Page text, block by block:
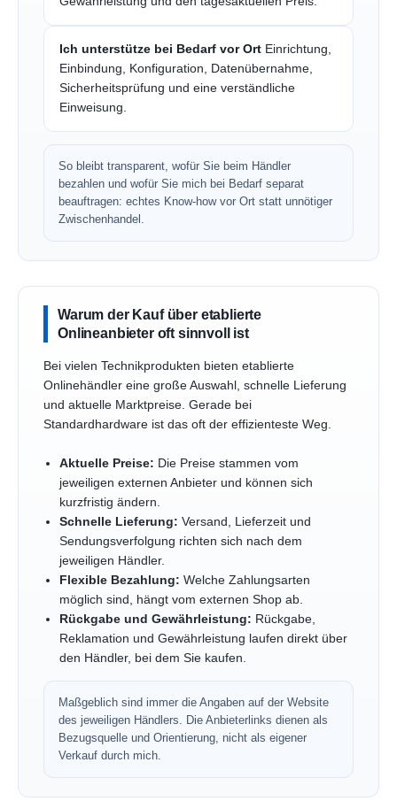
Ich unterstütze bei Bedarf vor Ort Einrichtung,
Einbindung, Konfiguration, Datenübernahme,
Sicherheitsprüfung und eine verständliche
Einweisung.
So bleibt transparent, wofür Sie beim Händler
bezahlen und wofür Sie mich bei Bedarf separat
beauftragen: echtes Know-how vor Ort statt unnötiger
Zwischenhandel.
Warum der Kauf über etablierte
Onlineanbieter oft sinnvoll ist
Bei vielen Technikprodukten bieten etablierte
Onlinehändler eine große Auswahl, schnelle Lieferung
und aktuelle Marktpreise. Gerade bei
Standardhardware ist das oft der effizienteste Weg.
Aktuelle Preise: Die Preise stammen vom
jeweiligen externen Anbieter und können sich
kurzfristig ändern.
Schnelle Lieferung: Versand, Lieferzeit und
Sendungsverfolgung richten sich nach dem
jeweiligen Händler.
Flexible Bezahlung: Welche Zahlungsarten
möglich sind, hängt vom externen Shop ab.
Rückgabe und Gewährleistung: Rückgabe,
Reklamation und Gewährleistung laufen direkt über
den Händler, bei dem Sie kaufen.
Maßgeblich sind immer die Angaben auf der Website
des jeweiligen Händlers. Die Anbieterlinks dienen als
Bezugsquelle und Orientierung, nicht als eigener
Verkauf durch mich.